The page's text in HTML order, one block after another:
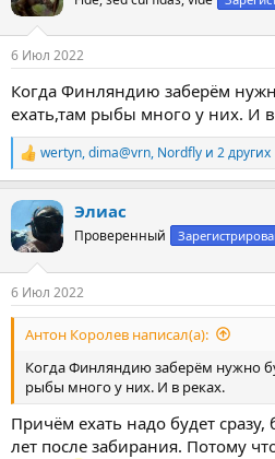
и
6 Июл 2022
Когда Финляндию заберём
ехать,там рыбы много у них. И в
Р
е
ц
и
wertyn,dima@vrn, Nordfly и 2 других
Элиас
Проверенный
6 Июл 2022
Антон Королев написал(а):
Когда Финляндию заберём нужно
рыбы много у них. И в реках.
Причём ехать надо будет
лет после забирания. Потому